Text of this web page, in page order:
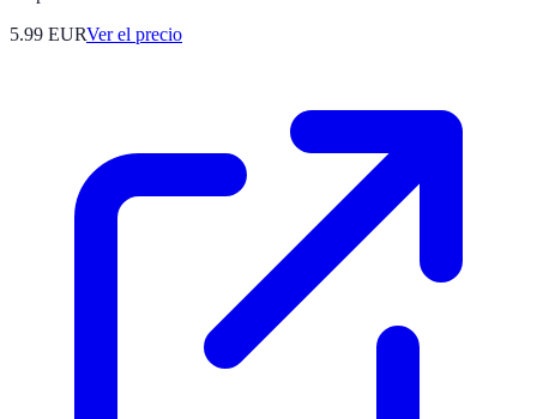
5.99 EURVer el precio